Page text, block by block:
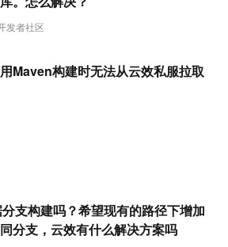
发者社区
Maven构建时无法从云效私服拉取
支构建吗？希望现有的路径下增加
分支，云效有什么解决方案吗